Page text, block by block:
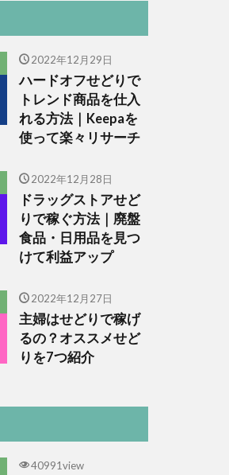
2022年12月29日
ハードオフせどりで
トレンド商品を仕入
れる方法｜Keepaを
使って楽々リサーチ
2022年12月28日
ドラッグストアせど
りで稼ぐ方法｜廃盤
食品・日用品を見つ
けて利益アップ
2022年12月27日
主婦はせどりで稼げ
るの？オススメせど
りを7つ紹介
40991view